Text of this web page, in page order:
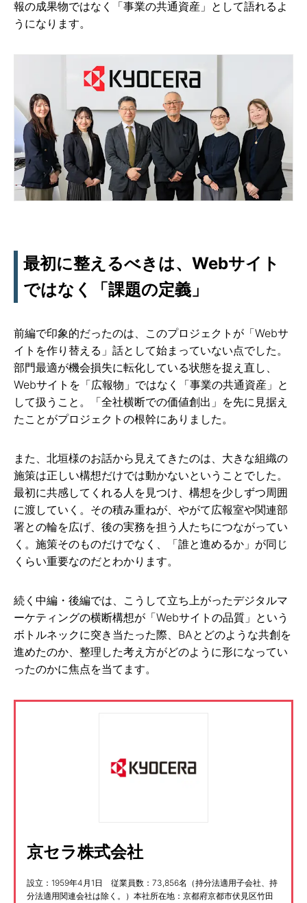
報の成果物ではなく「事業の共通資産」として語れるよ
うになります。
最初に整えるべきは、Webサイト
ではなく「課題の定義」
前編で印象的だったのは、このプロジェクトが「Webサ
イトを作り替える」話として始まっていない点でした。
部門最適が機会損失に転化している状態を捉え直し、
Webサイトを「広報物」ではなく「事業の共通資産」と
して扱うこと。「全社横断での価値創出」を先に見据え
たことがプロジェクトの根幹にありました。
また、北垣様のお話から見えてきたのは、大きな組織の
施策は正しい構想だけでは動かないということでした。
最初に共感してくれる人を見つけ、構想を少しずつ周囲
に渡していく。その積み重ねが、やがて広報室や関連部
署との輪を広げ、後の実務を担う人たちにつながってい
く。施策そのものだけでなく、「誰と進めるか」が同じ
くらい重要なのだとわかります。
続く中編・後編では、こうして立ち上がったデジタルマ
ーケティングの横断構想が「Webサイトの品質」という
ボトルネックに突き当たった際、BAとどのような共創を
進めたのか、整理した考え方がどのように形になってい
ったのかに焦点を当てます。
京セラ株式会社
設立：1959年4月1日 従業員数：73,856名（持分法適用子会社、持
分法適用関連会社は除く。）本社所在地：京都府京都市伏見区竹田